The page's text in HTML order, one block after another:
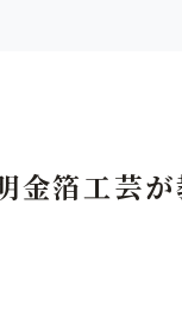
金箔工芸